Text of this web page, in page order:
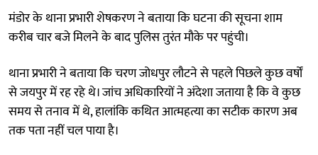
मंडोर के थाना प्रभारी शेषकरण ने बताया कि घटना की सूचना शाम
करीब चार बजे मिलने के बाद पुलिस तुरंत मौके पर पहुंची।
थाना प्रभारी ने बताया कि चरण जोधपुर लौटने से पहले पिछले कुछ वर्षों
से जयपुर में रह रहे थे। जांच अधिकारियों ने अंदेशा जताया है कि वे कुछ
समय से तनाव में थे, हालांकि कथित आत्महत्या का सटीक कारण अब
तक पता नहीं चल पाया है।